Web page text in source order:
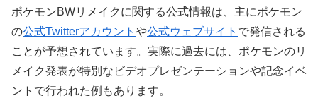
ポケモンBWリメイクに関する公式情報は、主にポケモン
の公式Twitterアカウント や公式ウェブサイト で発信される
ことが予想されています。実際に過去には、ポケモンのリ
メイク発表が特別なビデオプレゼンテーションや記念イベ
ントで行われた例もあります。